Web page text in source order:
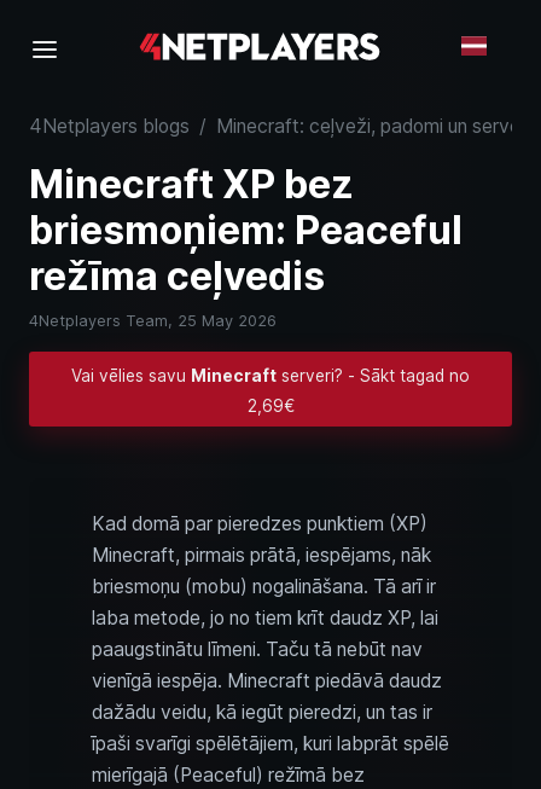
4Netplayers blogs / Minecraft: ceļveži, padomi un serveru
Minecraft XP bez
briesmoņiem: Peaceful
režīma ceļvedis
4Netplayers Team, 25 May 2026
Vai vēlies savu Minecraft serveri? - Sākt tagad no
2,69€
Kad domā par pieredzes punktiem (XP)
Minecraft, pirmais prātā, iespējams, nāk
briesmoņu (mobu) nogalināšana. Tā arī ir
laba metode, jo no tiem krīt daudz XP, lai
paaugstinātu līmeni. Taču tā nebūt nav
vienīgā iespēja. Minecraft piedāvā daudz
dažādu veidu, kā iegūt pieredzi, un tas ir
īpaši svarīgi spēlētājiem, kuri labprāt spēlē
mierīgajā (Peaceful) režīmā bez